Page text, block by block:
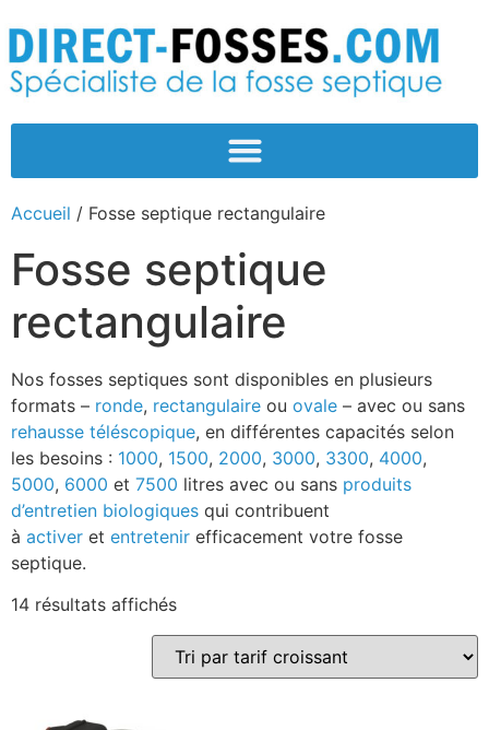
Accueil / Fosse septique rectangulaire
Fosse septique
rectangulaire
Nos fosses septiques sont disponibles en plusieurs
formats – ronde, rectangulaire ou ovale – avec ou sans
rehausse téléscopique, en différentes capacités selon
les besoins : 1000, 1500, 2000, 3000, 3300, 4000,
5000, 6000 et 7500 litres avec ou sans produits
d’entretien biologiques qui contribuent
à activer et entretenir efficacement votre fosse
septique.
14 résultats affichés